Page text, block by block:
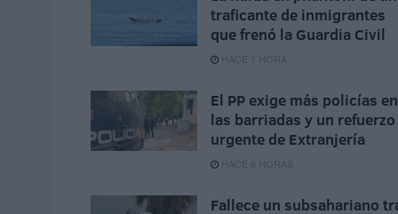
traficante de inmigrantes
que frenó la Guardia Civil
HACE 1 HORA
El PP exige más policías en
las barriadas y un refuerzo
urgente de Extranjería
HACE 6 HORAS
Fallece un subsahariano